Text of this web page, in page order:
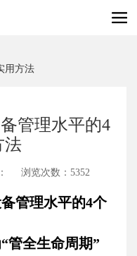
用方法
管理水平的4
法
浏览次数：5352
管理水平的4个
管全生命周期”